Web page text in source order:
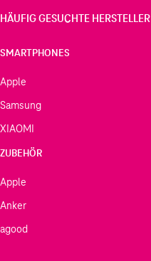
HÄUFIG GESUCHTE HERSTELLER
SMARTPHONES
Apple
Samsung
XIAOMI
ZUBEHÖR
Apple
Anker
agood